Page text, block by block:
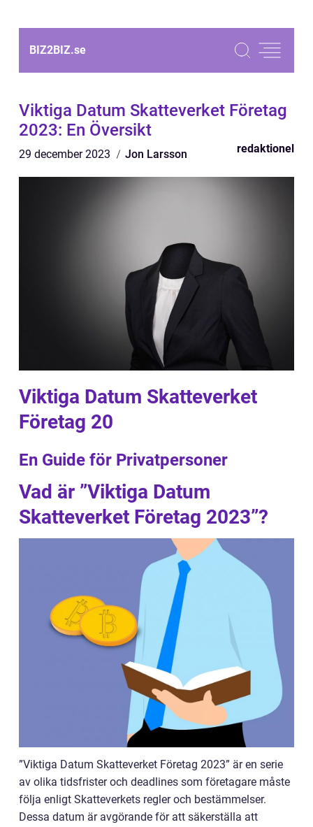
BIZ2BIZ.se
Viktiga Datum Skatteverket Företag
2023: En Översikt
29 december 2023 Jon Larsson redaktionel
Viktiga Datum Skatteverket
Företag 20
En Guide för Privatpersoner
Vad är ”Viktiga Datum
Skatteverket Företag 2023”?
”Viktiga Datum Skatteverket Företag 2023” är en serie
av olika tidsfrister och deadlines som företagare måste
följa enligt Skatteverkets regler och bestämmelser.
Dessa datum är avgörande för att säkerställa att